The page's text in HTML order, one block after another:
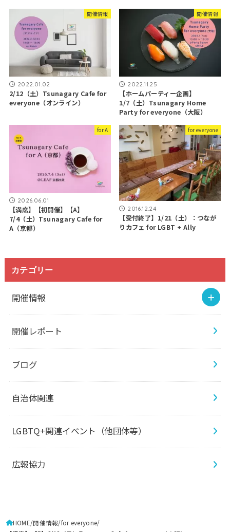
開催情報
2022.01.02
2/12（土）Tsunagary Cafe for
everyone（オンライン）
開催情報
2022.11.25
【ホームパーティー企画】
1/7（土）Tsunagary Home
Party for everyone（大阪）
for A
2026.06.01
【満席】【初開催】【A】
7/4（土）Tsunagary Cafe for
A（京都）
for everyone
2016.12.24
【受付終了】1/21（土）：つなが
りカフェ for LGBT + Ally
カテゴリー
開催情報
開催レポート
ブログ
自治体関連
LGBTQ+関連イベント（他団体等）
広報協力
HOME 開催情報 for everyone